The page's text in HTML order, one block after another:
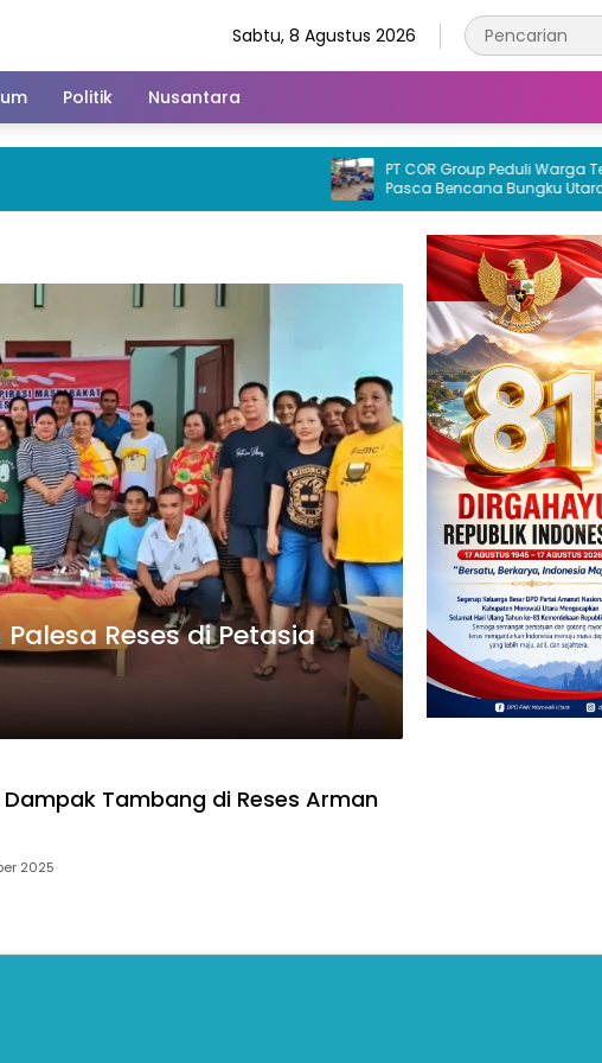
Sabtu, 8 Agustus 2026
Politik Nusantara
PT COR Group Peduli Warga Terisolir
Pasca Bencana Bungku Utara
Reses di Petasia
Tambang di Reses Arman
2025